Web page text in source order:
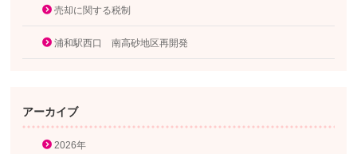
売却に関する税制
浦和駅西口 南高砂地区再開発
アーカイブ
2026年